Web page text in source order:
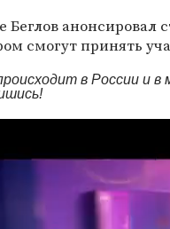
Беглов анонсировал
смогут принять
в России и